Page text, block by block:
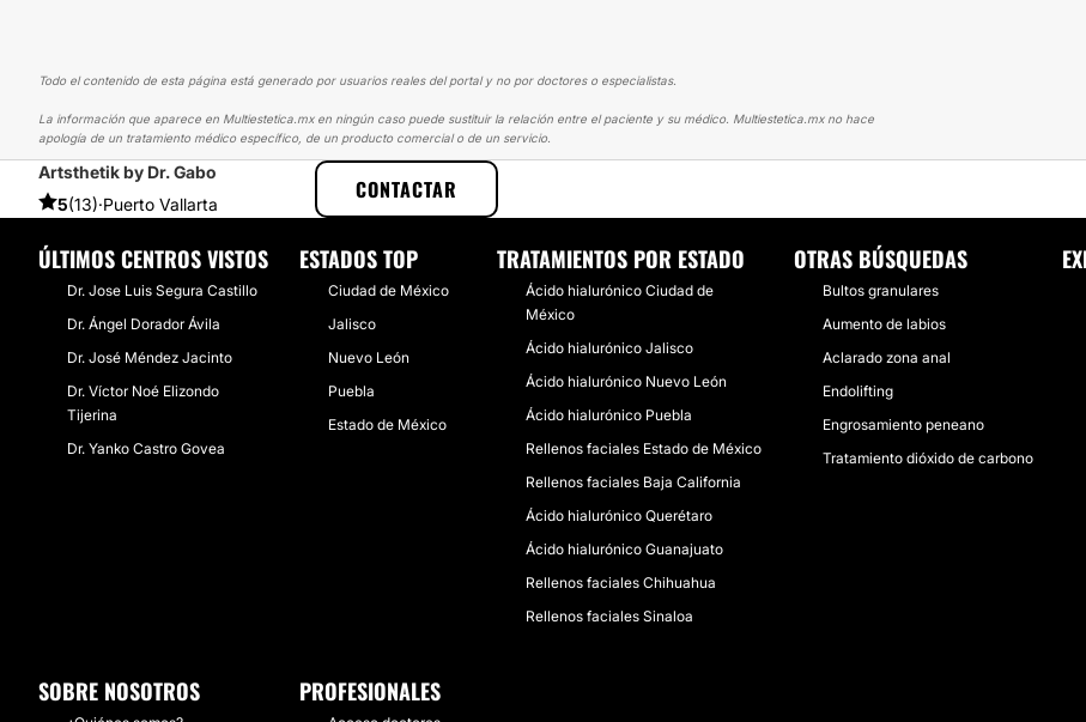
Todo el contenido de esta página está generado por usuarios reales del portal y no por doctores o especialistas.
La información que aparece en Multiestetica.mx en ningún caso puede sustituir la relación entre el paciente y su médico. Multiestetica.mx no hace
apología de un tratamiento médico específico, de un producto comercial o de un servicio.
Artsthetik by Dr. Gabo
5(13)·Puerto Vallarta
CONTACTAR
MULTIESTETICA EXPERIENCIAS EXPERIENCIAS SOBRE ÁCIDO HIALURÓNICO
ÚLTIMOS CENTROS VISTOS
Dr. Jose Luis Segura Castillo
Dr. Ángel Dorador Ávila
Dr. José Méndez Jacinto
Dr. Víctor Noé Elizondo
Tijerina
Dr. Yanko Castro Govea
ESTADOS TOP
Ciudad de México
Jalisco
Nuevo León
Puebla
Estado de México
TRATAMIENTOS POR ESTADO
Ácido hialurónico Ciudad de
México
Ácido hialurónico Jalisco
Ácido hialurónico Nuevo León
Ácido hialurónico Puebla
Rellenos faciales Estado de México
Rellenos faciales Baja California
Ácido hialurónico Querétaro
Ácido hialurónico Guanajuato
Rellenos faciales Chihuahua
Rellenos faciales Sinaloa
OTRAS BÚSQUEDAS
Bultos granulares
Aumento de labios
Aclarado zona anal
Endolifting
Engrosamiento peneano
Tratamiento dióxido de carbono
SOBRE NOSOTROS PROFESIONALES